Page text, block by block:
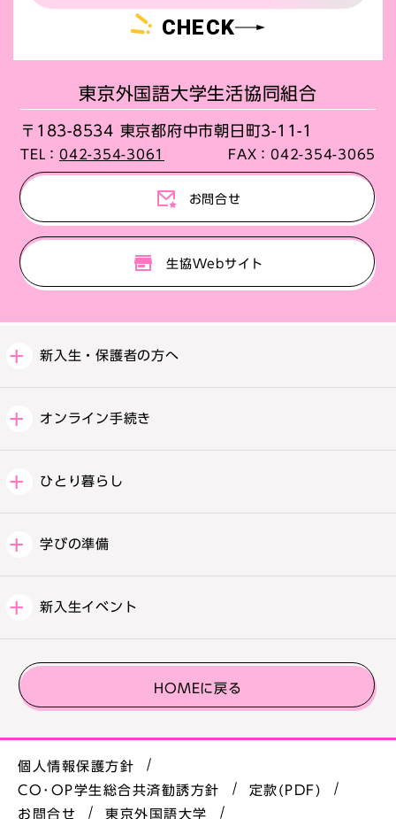
CHECK
東京外国語大学生活協同組合
〒183-8534 東京都府中市朝日町3-11-1
TEL： 042-354-3061 FAX： 042-354-3065
お問合せ
生協Webサイト
新入生・保護者の方へ
オンライン手続き
ひとり暮らし
学びの準備
新入生イベント
HOMEに戻る
個人情報保護方針
CO･OP学生総合共済勧誘方針
定款(PDF)
お問合せ
東京外国語大学